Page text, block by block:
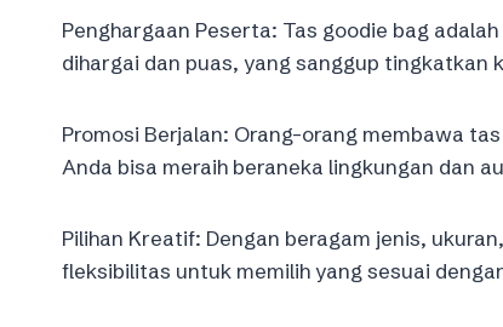
Penghargaan Peserta: Tas goodie bag
dihargai dan puas, yang sanggup tingkatkan
Promosi Berjalan: Orang-orang membawa
Anda bisa meraih beraneka lingkungan dan
Pilihan Kreatif: Dengan beragam jenis,
fleksibilitas untuk memilih yang sesuai